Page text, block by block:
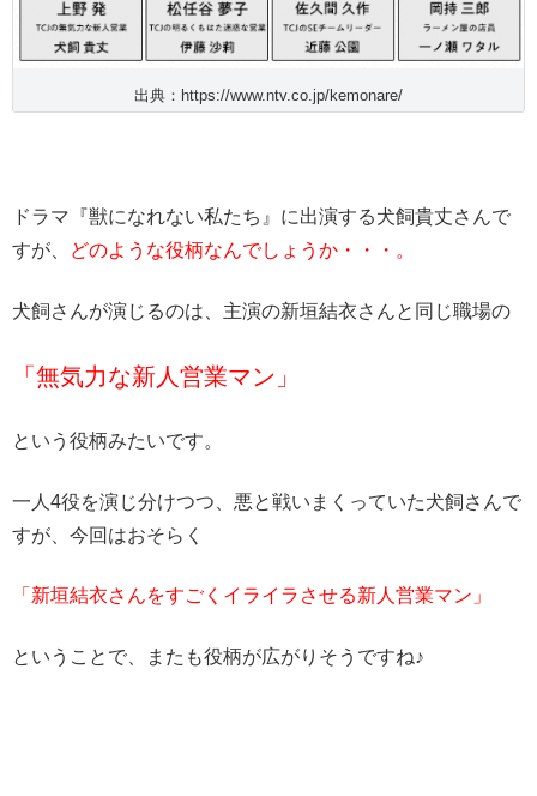
出典：https://www.ntv.co.jp/kemonare/
ドラマ『獣になれない私たち』に出演する犬飼貴丈さんで
すが、
どのような役柄なんでしょうか・・・。
犬飼さんが演じるのは、主演の新垣結衣さんと同じ職場の
「無気力な新人営業マン」
という役柄みたいです。
一人4役を演じ分けつつ、悪と戦いまくっていた犬飼さんで
すが、今回はおそらく
「新垣結衣さんをすごくイライラさせる新人営業マン」
ということで、またも役柄が広がりそうですね♪